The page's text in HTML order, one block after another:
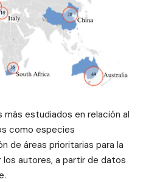
estudiados en relación al
como especies
de áreas prioritarias para la
los autores, a partir de datos